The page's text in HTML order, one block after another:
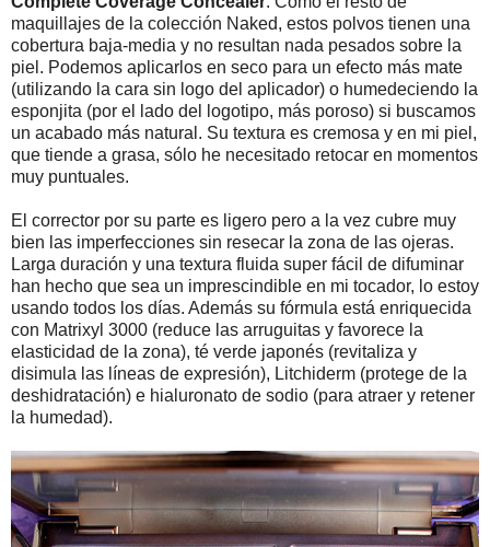
maquillajes de la colección Naked, estos polvos tienen una
cobertura baja-media y no resultan nada pesados sobre la
piel. Podemos aplicarlos en seco para un efecto más mate
(utilizando la cara sin logo del aplicador) o humedeciendo la
esponjita (por el lado del logotipo, más poroso) si buscamos
un acabado más natural. Su textura es cremosa y en mi piel,
que tiende a grasa, sólo he necesitado retocar en momentos
muy puntuales.
El corrector por su parte es ligero pero a la vez cubre muy
bien las imperfecciones sin resecar la zona de las ojeras.
Larga duración y una textura fluida super fácil de difuminar
han hecho que sea un imprescindible en mi tocador, lo estoy
usando todos los días. Además su fórmula está enriquecida
con Matrixyl 3000 (reduce las arruguitas y favorece la
elasticidad de la zona), té verde japonés (revitaliza y
disimula las líneas de expresión), Litchiderm (protege de la
deshidratación) e hialuronato de sodio (para atraer y retener
la humedad).